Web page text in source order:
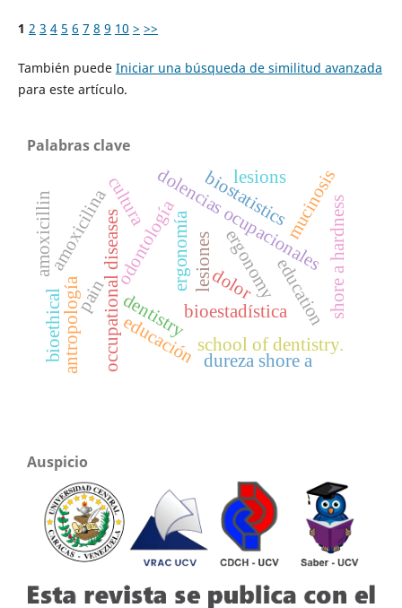
1 2 3 4 5 6 7 8 9 10 > >>
También puede Iniciar una búsqueda de similitud avanzada
para este artículo.
Palabras clave
ergonomía
dolencias ocupacionales
dolor
odontología ergonomy
occupational diseases
pain dentistrybioestadística
educación
biostatistics
education
school of dentistry.
amoxicilina
amoxicillin mucinosis
dureza shore a
shore a hardness
lesiones
lesions
antropología
cultura
bioethical
Auspicio